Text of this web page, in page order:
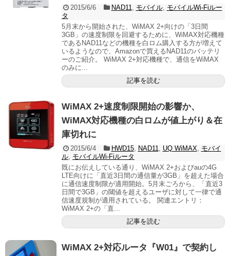
2015/6/6 NAD11, モバイル, モバイルWi-Fiルー
タ
5月末から開始された、WiMAX 2+向けの「3日間
3GB」の速度制限を回避するために、WiMAX対応機種
であるNAD11などの機種を白ロム購入する方が増えて
いるようなので、Amazonで買えるNAD11のバッテリ
ーのご紹介。 WiMAX 2+対応機種で、通信をWiMAX
のみに...
記事を読む
WiMAX 2+速度制限開始の影響か、
WiMAX対応機種の白ロムが値上がり＆在
庫切れに
2015/6/4 HWD15, NAD11, UQ WiMAX, モバイ
ル, モバイルWi-Fiルータ
既にお伝えしている通り、WiMAX 2+およびauの4G
LTE向けに「直近3日間の通信量が3GB」を超えた場合
に通信速度制限が適用開始。5月末ごろから、「直近3
日間で3GB」の閾値を超えるユーザに対して一律で通
信速度規制が適用されている。 関連エントリ：
WiMAX 2+の「直...
記事を読む
WiMAX 2+対応ルータ『W01』で契約し